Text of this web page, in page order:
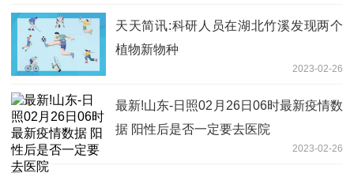
天天简讯:科研人员在湖北竹溪发现两个
植物新物种
2023-02-26
最新!山东-日照02月26日06时最新疫情数
据 阳性后是否一定要去医院
2023-02-26